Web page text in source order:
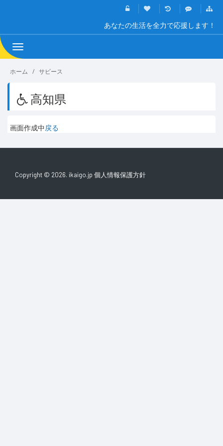
あなたの生活を全力で応援します！
Toggle
navigation
ホーム サビース
高知県
画面作成中 戻る
Copyright © 2026. ikaigo.jp 個人情報保護方針